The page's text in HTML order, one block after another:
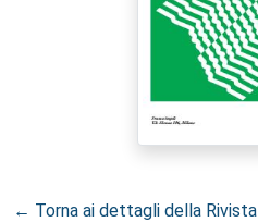
← Torna ai dettagli della Rivista